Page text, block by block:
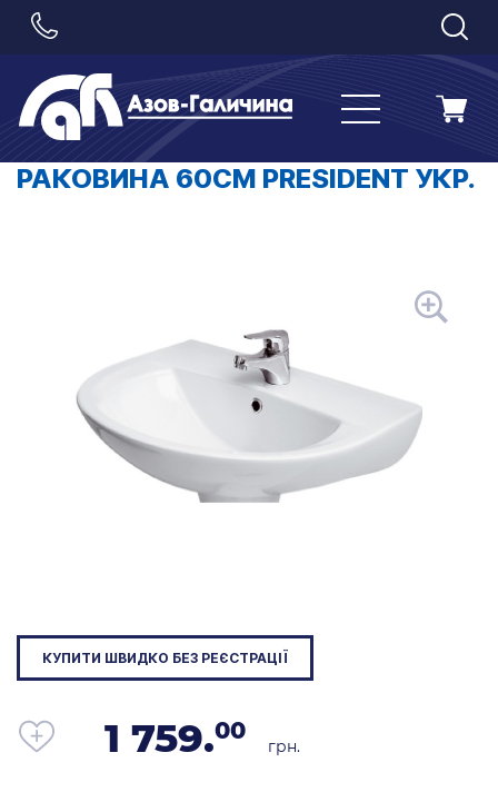
РАКОВИНА 60СМ PRESIDENT УКР.
КУПИТИ ШВИДКО БЕЗ РЕЄСТРАЦІЇ
1 759.00
грн.